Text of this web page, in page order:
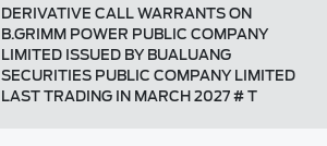
DERIVATIVE CALL WARRANTS ON
B.GRIMM POWER PUBLIC COMPANY
LIMITED ISSUED BY BUALUANG
SECURITIES PUBLIC COMPANY LIMITED
LAST TRADING IN MARCH 2027 # T